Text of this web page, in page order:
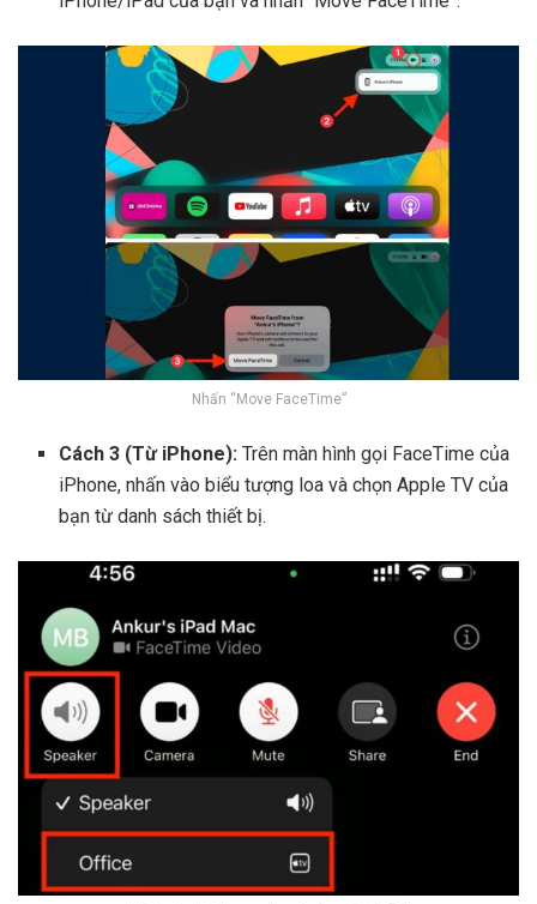
Nhấn “Move FaceTime”
Cách 3 (Từ iPhone): Trên màn hình gọi FaceTime của
iPhone, nhấn vào biểu tượng loa và chọn Apple TV của
bạn từ danh sách thiết bị.